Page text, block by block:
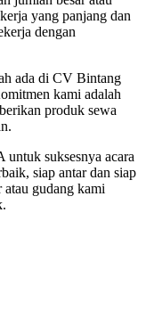
yang panjang dan
dengan
ada di CV Bintang
kami adalah
produk sewa
suksesnya acara
siap antar dan siap
gudang kami